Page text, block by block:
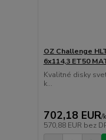
OZ Challenge
6x114,3 ET50
Kvalitné disky
k...
702,18 EUR/
570,88 EUR bez